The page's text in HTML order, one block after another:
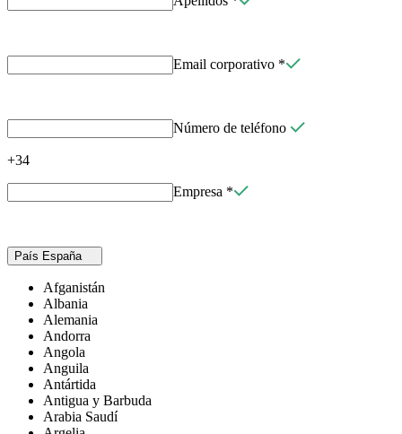
Email corporativo *
Número de teléfono
+34
Empresa *
País España
Afganistán
Albania
Alemania
Andorra
Angola
Anguila
Antártida
Antigua y Barbuda
Arabia Saudí